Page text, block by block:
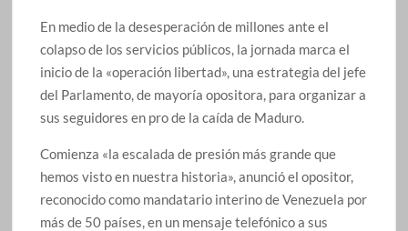
En medio de la desesperación de millones ante el
colapso de los servicios públicos, la jornada marca el
inicio de la «operación libertad», una estrategia del jefe
del Parlamento, de mayoría opositora, para organizar a
sus seguidores en pro de la caída de Maduro.
Comienza «la escalada de presión más grande que
hemos visto en nuestra historia», anunció el opositor,
reconocido como mandatario interino de Venezuela por
más de 50 países, en un mensaje telefónico a sus